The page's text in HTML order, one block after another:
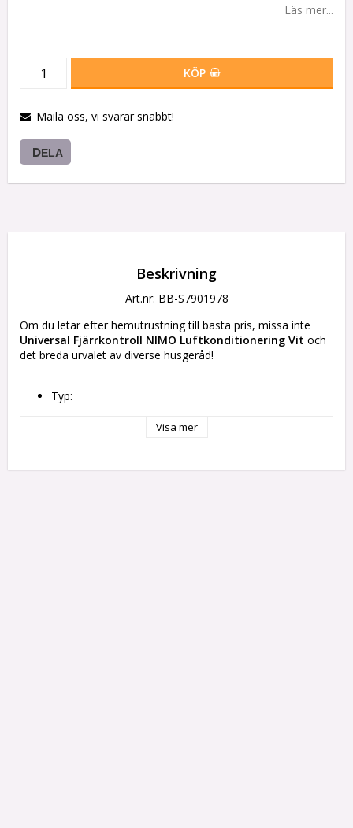
Läs mer...
KÖP
Maila oss, vi svarar snabbt!
DELA
Beskrivning
Art.nr: BB-S7901978
Universal Fjärrkontroll NIMO Luftkonditionering Vit och
det breda urvalet av diverse husgeråd!
Typ:
Luftkonditionering
Kompatibel med: Luftkonditionering
Visa mer